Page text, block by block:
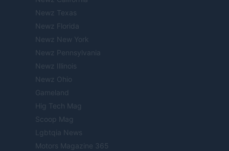
Newz Texas
Newz Florida
Newz New York
Newz Pennsylvania
Newz Illinois
Newz Ohio
Gameland
Hig Tech Mag
Scoop Mag
Lgbtqia News
Motors Magazine 365